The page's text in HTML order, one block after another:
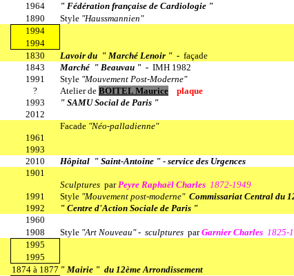
1964
" Fédération française de Cardiologie "
1890 Style "Haussmannien"
1994
1994
1830 Lavoir du " Marché Lenoir " - façade
1843 Marché " Beauvau " - IMH 1982
1991 Style "Mouvement Post-Moderne"
? Atelier de BOITEL Maurice
plaque
1993
" SAMU Social de Paris "
2012
Facade "Néo-palladienne"
1961
1993
2010 Hôpital " Saint-Antoine " - service des Urgences
1901
Sculptures parPeyre Raphaël Charles 1872-1949
1991 Style "Mouvement post-moderne" Commissariat Central du
1992
" Centre d'Action Sociale de Paris "
1960
1908 Style "Art Nouveau" - sculptures parGarnier Charles 1825-
1995
1995
1874 à 1877 " Mairie " du 12ème Arrondissement